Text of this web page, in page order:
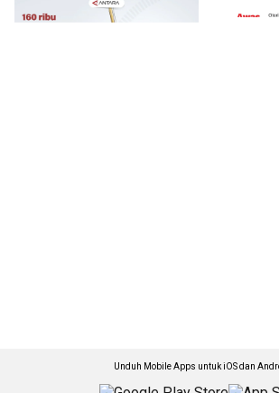
Unduh Mobile Apps untuk iOS dan